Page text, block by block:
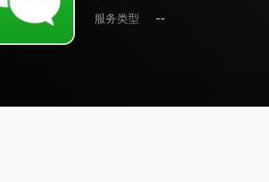
服务类型
--